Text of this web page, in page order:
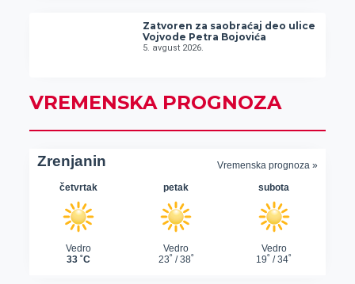
Zatvoren za saobraćaj deo ulice
Vojvode Petra Bojovića
5. avgust 2026.
VREMENSKA PROGNOZA